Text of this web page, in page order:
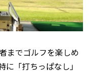
までゴルフを楽しめ
「打ちっぱなし」